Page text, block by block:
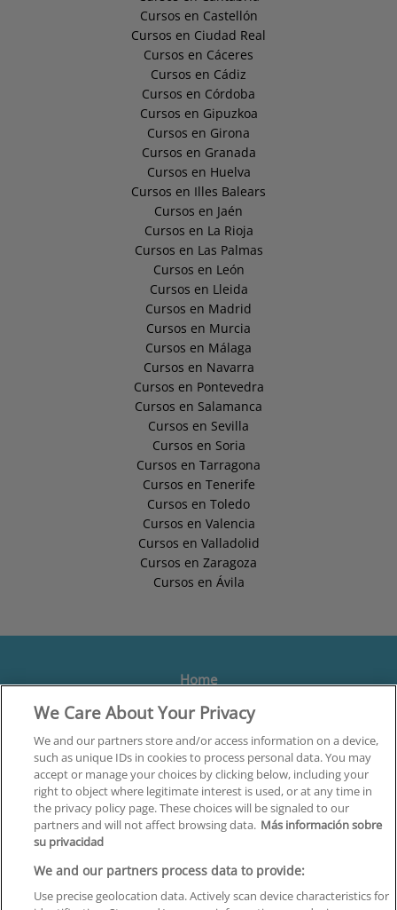
Cursos en Castellón
Cursos en Ciudad Real
Cursos en Cáceres
Cursos en Cádiz
Cursos en Córdoba
Cursos en Gipuzkoa
Cursos en Girona
Cursos en Granada
Cursos en Huelva
Cursos en Illes Balears
Cursos en Jaén
Cursos en La Rioja
Cursos en Las Palmas
Cursos en León
Cursos en Lleida
Cursos en Madrid
Cursos en Murcia
Cursos en Málaga
Cursos en Navarra
Cursos en Pontevedra
Cursos en Salamanca
Cursos en Sevilla
Cursos en Soria
Cursos en Tarragona
Cursos en Tenerife
Cursos en Toledo
Cursos en Valencia
Cursos en Valladolid
Cursos en Zaragoza
Cursos en Ávila
Home
Formación
Centros
Orientación
Quiénes somos
Contacta
Aviso Legal
Política de Privacidad
We Care About Your Privacy
We and our partners store and/or access information on a device,
such as unique IDs in cookies to process personal data. You may
accept or manage your choices by clicking below, including your
right to object where legitimate interest is used, or at any time in
the privacy policy page. These choices will be signaled to our
partners and will not affect browsing data. Más información sobre
su privacidad
We and our partners process data to provide:
Use precise geolocation data. Actively scan device characteristics for